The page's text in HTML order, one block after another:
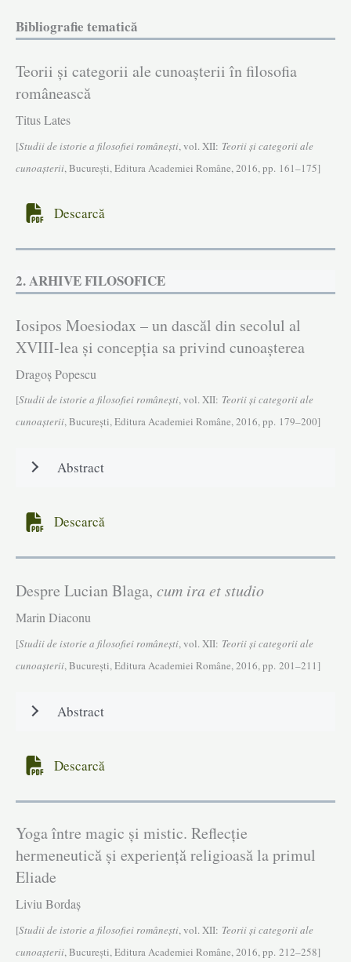
Bibliografie tematică
Teorii și categorii ale cunoașterii în filosofia
românească
Titus Lates
[Studii de istorie a filosofiei româneşti, vol. XII: Teorii și categorii ale
cunoașterii, Bucureşti, Editura Academiei Române, 2016, pp. 161–175]
Descarcă
2. ARHIVE FILOSOFICE
Iosipos Moesiodax – un dascăl din secolul al
XVIII-lea și concepția sa privind cunoașterea
Dragoș Popescu
[Studii de istorie a filosofiei româneşti, vol. XII: Teorii și categorii ale
cunoașterii, Bucureşti, Editura Academiei Române, 2016, pp. 179–200]
Abstract
Descarcă
Despre Lucian Blaga, cum ira et studio
Marin Diaconu
[Studii de istorie a filosofiei româneşti, vol. XII: Teorii și categorii ale
cunoașterii, Bucureşti, Editura Academiei Române, 2016, pp. 201–211]
Abstract
Descarcă
Yoga între magic și mistic. Reflecție
hermeneutică și experiență religioasă la primul
Eliade
Liviu Bordaș
[Studii de istorie a filosofiei româneşti, vol. XII: Teorii și categorii ale
cunoașterii, Bucureşti, Editura Academiei Române, 2016, pp. 212–258]